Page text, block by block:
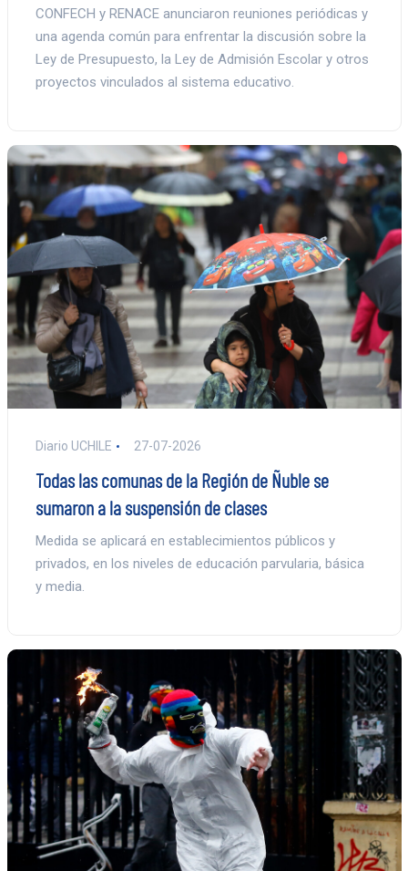
CONFECH y RENACE anunciaron reuniones periódicas y
una agenda común para enfrentar la discusión sobre la
Ley de Presupuesto, la Ley de Admisión Escolar y otros
proyectos vinculados al sistema educativo.
Diario UCHILE 27-07-2026
Todas las comunas de la Región de Ñuble se
sumaron a la suspensión de clases
Medida se aplicará en establecimientos públicos y
privados, en los niveles de educación parvularia, básica
y media.